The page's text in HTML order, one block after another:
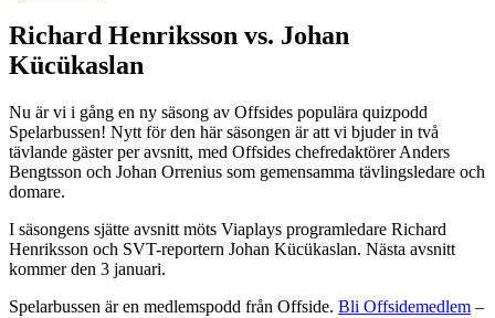
Richard Henriksson vs. Johan
Kücükaslan
Nu är vi i gång en ny säsong av Offsides populära quizpodd
Spelarbussen! Nytt för den här säsongen är att vi bjuder in två
tävlande gäster per avsnitt, med Offsides chefredaktörer Anders
Bengtsson och Johan Orrenius som gemensamma tävlingsledare och
domare.
I säsongens sjätte avsnitt möts Viaplays programledare Richard
Henriksson och SVT-reportern Johan Kücükaslan. Nästa avsnitt
kommer den 3 januari.
Spelarbussen är en medlemspodd från Offside. Bli Offsidemedlem –